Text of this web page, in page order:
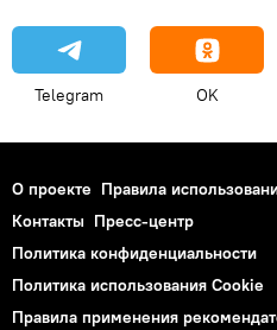
Telegram OK
О проекте Правила
Контакты Пресс-центр
Политика конфиденциальности
Политика использования Cookie
Правила применения